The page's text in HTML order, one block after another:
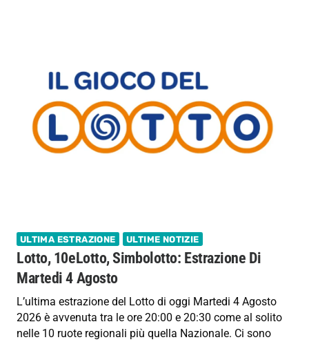
ULTIMA ESTRAZIONE ULTIME NOTIZIE
Lotto, 10eLotto, Simbolotto: Estrazione Di
Martedi 4 Agosto
L’ultima estrazione del Lotto di oggi Martedi 4 Agosto
2026 è avvenuta tra le ore 20:00 e 20:30 come al solito
nelle 10 ruote regionali più quella Nazionale. Ci sono